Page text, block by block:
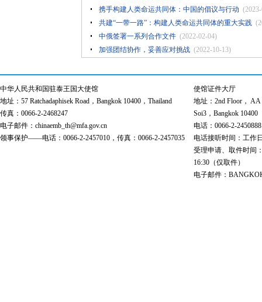
携手构建人类命运共同体：中国的倡议与行动
共建“一带一路”：构建人类命运共同体的重大实践
中俄签署一系列合作文件 (2022-02-04)
加强团结协作，妥善应对挑战 (2022-10-13)
中华人民共和国驻泰王国大使馆
地址：57 Ratchadaphisek Road，Bangkok 10400，Thailand
传真：0066-2-2468247
电子邮件：chinaemb_th@mfa.gov.cn
领事保护——电话：0066-2-2457010，传真：0066-2-2457035
使馆证件大厅
地址：2nd Floor， AA
Soi3，Bangkok 10400
电话：0066-2-
电话接听时间：工作
受理申请、取件时间
16:30（仅取件）
电子邮件：